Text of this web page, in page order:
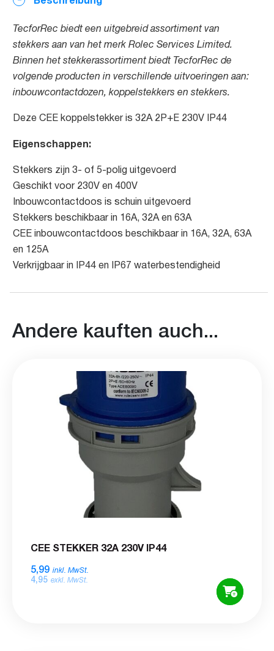
TecforRec biedt een uitgebreid assortiment van
stekkers aan van het merk Rolec Services Limited.
Binnen het stekkerassortiment biedt TecforRec de
volgende producten in verschillende uitvoeringen aan:
inbouwcontactdozen, koppelstekkers en stekkers.
Deze CEE koppelstekker is 32A 2P+E 230V IP44
Eigenschappen:
Stekkers zijn 3- of 5-polig uitgevoerd
Geschikt voor 230V en 400V
Inbouwcontactdoos is schuin uitgevoerd
Stekkers beschikbaar in 16A, 32A en 63A
CEE inbouwcontactdoos beschikbaar in 16A, 32A, 63A
en 125A
Verkrijgbaar in IP44 en IP67 waterbestendigheid
Andere kauften auch...
CEE STEKKER 32A 230V IP44
5,99 inkl. MwSt.
4,95 exkl. MwSt.